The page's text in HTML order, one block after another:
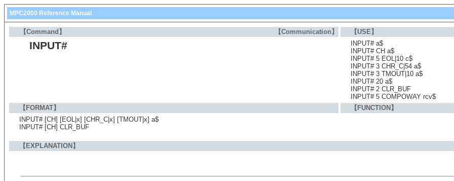
MPC2000 Reference Manual
【Command】 【Communication】 【USE】
INPUT#
INPUT# a$
INPUT# CH a$
INPUT# 5 EOL|10 c$
INPUT# 3 CHR_C|54 a$
INPUT# 3 TMOUT|10 a$
INPUT# 20 a$
INPUT# 2 CLR_BUF
INPUT# 5 COMPOWAY rcv$
【FORMAT】
【FUNCTION】
INPUT# [CH] [EOL|x] [CHR_C|x] [TMOUT|x] a$
INPUT# [CH] CLR_BUF
【EXPLANATION】